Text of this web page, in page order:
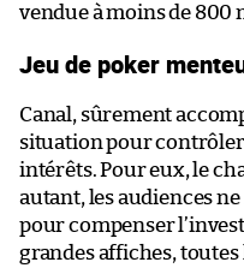
vendue à moins de 800
Jeu de poker
Canal, sûrement
situation pour contrôler
intérêts. Pour eux, le
autant, les audiences
pour compenser
grandes affiches,